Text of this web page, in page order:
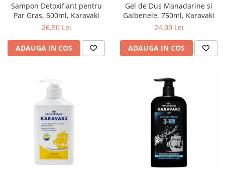
produse)
ProdNat (6 produse)
Record (5 produse)
produse)
Romvac - Imunoinstant (20
Silc - Laurella (5produse)
Splash (10 produse)
Sampon Detoxifiant pentru
Par Gras, 600ml, Karavaki
26,50 Lei
ADAUGA IN COS
Gel de Dus Manadarine si
Galbenele, 750ml, Karavaki
24,00 Lei
ADAUGA IN COS